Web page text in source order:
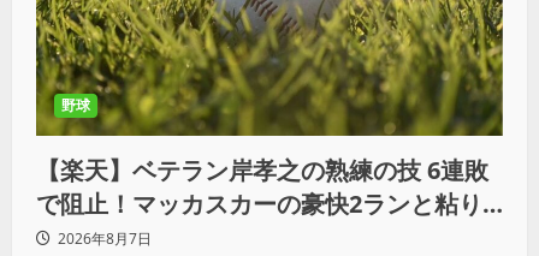
野球
【楽天】ベテラン岸孝之の熟練の技 6連敗
で阻止！マッカスカーの豪快2ランと粘り
の継投でオリックスを破る
2026年8月7日